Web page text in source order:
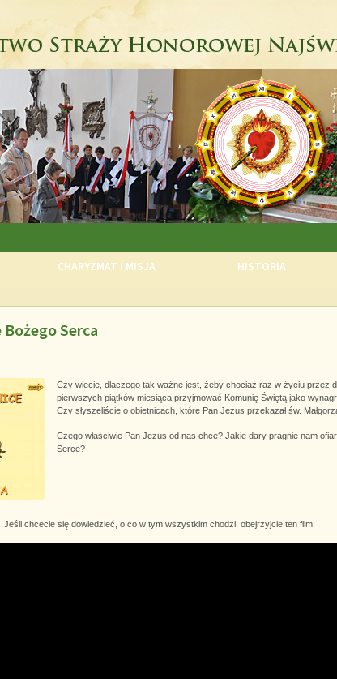
CHARYZMAT I MISJA HISTORIA
Serca
Czy wiecie, dlaczego tak ważne jest, żeby chociaż raz w życiu przez
pierwszych piątków miesiąca przyjmować Komunię Świętą jako
Czy słyszeliście o obietnicach, które Pan Jezus przekazał św.
Czego właściwie Pan Jezus od nas chce? Jakie dary pragnie nam
Serce?
Jeśli chcecie się dowiedzieć, o co w tym wszystkim chodzi, obejrzyjcie ten film: